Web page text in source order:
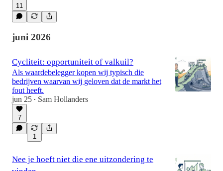
11
juni 2026
Cycliteit: opportuniteit of valkuil?
Als waardebelegger kopen wij typisch die
bedrijven waarvan wij geloven dat de markt het
fout heeft.
jun 25 • Sam Hollanders
7
1
Nee je hoeft niet die ene uitzondering te